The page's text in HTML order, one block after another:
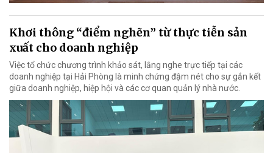
Khơi thông “điểm nghẽn” từ thực tiễn sản
xuất cho doanh nghiệp
Việc tổ chức chương trình khảo sát, lắng nghe trực tiếp tại các
doanh nghiệp tại Hải Phòng là minh chứng đậm nét cho sự gắn kết
giữa doanh nghiệp, hiệp hội và các cơ quan quản lý nhà nước.